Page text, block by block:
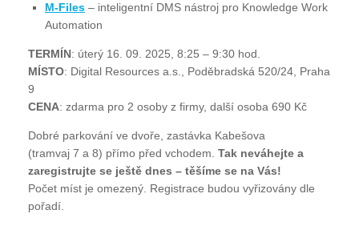
M-Files – inteligentní DMS nástroj pro Knowledge Work
Automation
TERMÍN: úterý 16. 09. 2025, 8:25 – 9:30 hod.
MÍSTO: Digital Resources a.s., Poděbradská 520/24, Praha
9
CENA: zdarma pro 2 osoby z firmy, další osoba 690 Kč
Dobré parkování ve dvoře, zastávka Kabešova
(tramvaj 7 a 8) přímo před vchodem. Tak neváhejte a
zaregistrujte se ještě dnes – těšíme se na Vás!
Počet míst je omezený. Registrace budou vyřizovány dle
pořadí.